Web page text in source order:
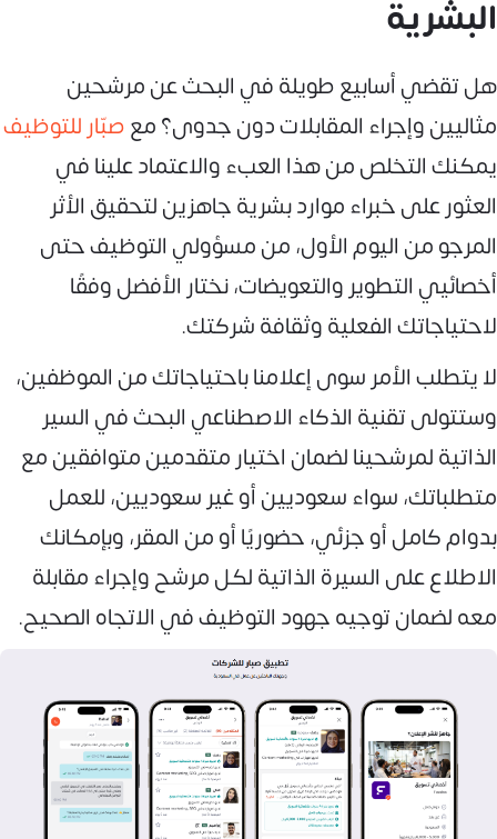
البشرية
هل تقضي أسابيع طويلة في البحث عن مرشحين
مثاليين وإجراء المقابلات دون جدوى؟ معصبّار للتوظيف
يمكنك التخلص من هذا العبء والاعتماد علينا في
العثور على خبراء موارد بشرية جاهزين لتحقيق الأثر
المرجو من اليوم الأول، من مسؤولي التوظيف حتى
أخصائيي التطوير والتعويضات، نختار الأفضل وفقًا
لاحتياجاتك الفعلية وثقافة شركتك.
لا يتطلب الأمر سوى إعلامنا باحتياجاتك من الموظفين،
وستتولى تقنية الذكاء الاصطناعي البحث في السير
الذاتية لمرشحينا لضمان اختيار متقدمين متوافقين مع
متطلباتك، سواء سعوديين أو غير سعوديين، للعمل
بدوام كامل أو جزئي، حضوريًا أو من المقر، وبإمكانك
الاطلاع على السيرة الذاتية لكل مرشح وإجراء مقابلة
معه لضمان توجيه جهود التوظيف في الاتجاه الصحيح.